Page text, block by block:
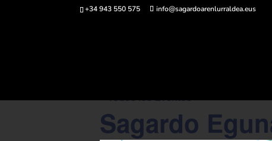
+34 943 550 575 info@sagardoarenlurraldea.eus
« Todos los Eventos
Sagardo